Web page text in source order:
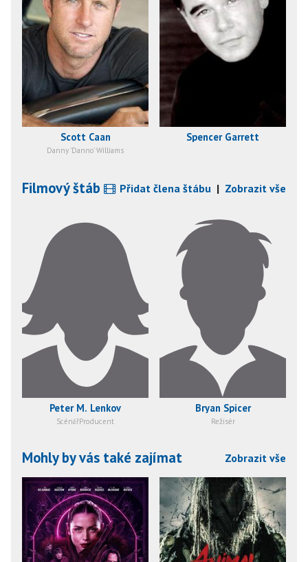
Scott Caan
Danny 'Danno' Williams
Spencer Garrett
Filmový štáb Přidat člena štábu | Zobrazit vše
Peter M. Lenkov
ScénářProducent
Bryan Spicer
Režisér
Mohly by vás také zajímat Zobrazit vše